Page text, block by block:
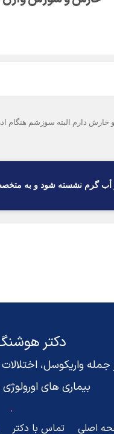
موقعه سوزش و خارش دارم
دکتر
جمله واریکوسل،
بیماری های
اصلی تماس با دکتر